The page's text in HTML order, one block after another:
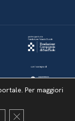
Per maggiori
Close GDPR